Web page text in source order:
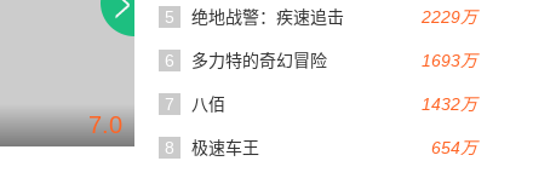
2229万
5 绝地战警：疾速追击
1693万
6 多力特的奇幻冒险
1432万
7 八佰
654万
8 极速车王
7.0